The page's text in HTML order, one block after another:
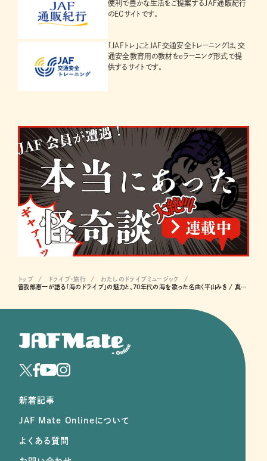
便利で豊かな生活をご提案するJAF通販紀行
のECサイトです。
「JAFトレ」ことJAF交通安全トレーニングは、交
通安全教育用の教材をeラーニング形式で提
供するサイトです。
トップ ドライブ･旅行
わたしのドライブミュージック
曽我部恵一が語る「海のドライブ」の魅力と、70年代の海を歌った名曲〈平山みき / 真夏の出来事〉
新着記事
JAF Mate Onlineについて
よくある質問